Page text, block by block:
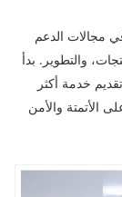
يعملون في مجالات الدعم
والتطوير. بدأ
خدمة أكثر
الأتمتة والأمن